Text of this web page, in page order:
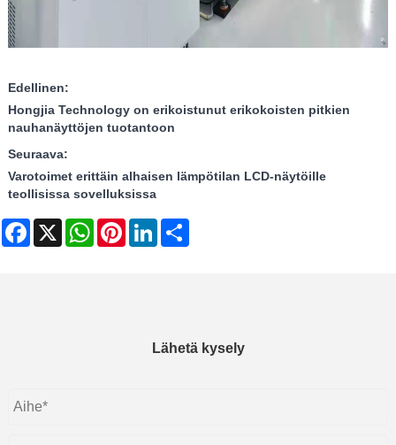
Edellinen:
Hongjia Technology on erikoistunut erikokoisten pitkien
nauhanäyttöjen tuotantoon
Seuraava:
Varotoimet erittäin alhaisen lämpötilan LCD-näytöille
teollisissa sovelluksissa
Facebook
X WhatsAppPinterestLinkedIn
Lähetä kysely